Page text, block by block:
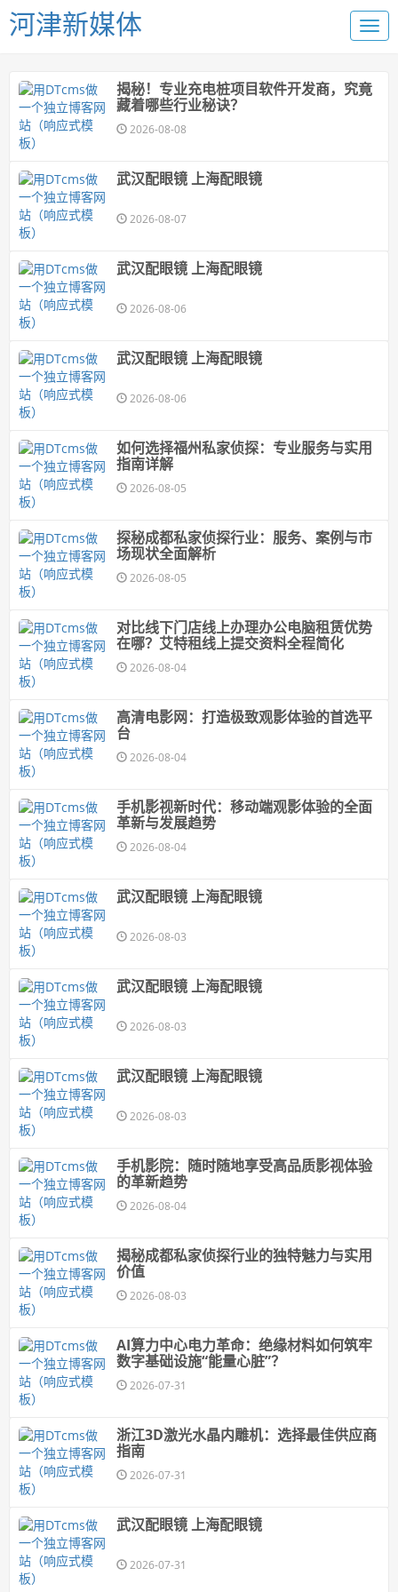
河津新媒体
揭秘！专业充电桩项目软件开发商，究竟
藏着哪些行业秘诀？
2026-08-08
武汉配眼镜 上海配眼镜
2026-08-07
武汉配眼镜 上海配眼镜
2026-08-06
武汉配眼镜 上海配眼镜
2026-08-06
如何选择福州私家侦探：专业服务与实用
指南详解
2026-08-05
探秘成都私家侦探行业：服务、案例与市
场现状全面解析
2026-08-05
对比线下门店线上办理办公电脑租赁优势
在哪？艾特租线上提交资料全程简化
2026-08-04
高清电影网：打造极致观影体验的首选平
台
2026-08-04
手机影视新时代：移动端观影体验的全面
革新与发展趋势
2026-08-04
武汉配眼镜 上海配眼镜
2026-08-03
武汉配眼镜 上海配眼镜
2026-08-03
武汉配眼镜 上海配眼镜
2026-08-03
手机影院：随时随地享受高品质影视体验
的革新趋势
2026-08-04
揭秘成都私家侦探行业的独特魅力与实用
价值
2026-08-03
AI算力中心电力革命：绝缘材料如何筑牢
数字基础设施“能量心脏”？
2026-07-31
浙江3D激光水晶内雕机：选择最佳供应商
指南
2026-07-31
武汉配眼镜 上海配眼镜
2026-07-31